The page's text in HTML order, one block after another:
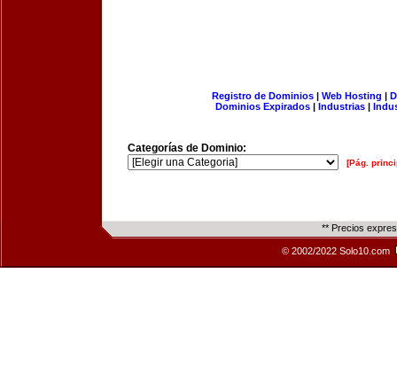
Registro de Dominios| Web Hosting |
Dominios Expirados | Industrias |
Categorías de Dominio:
[Pág.
** Precios
© 2002/2022 Solo10.com